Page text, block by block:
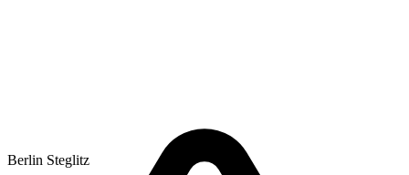
Berlin Steglitz